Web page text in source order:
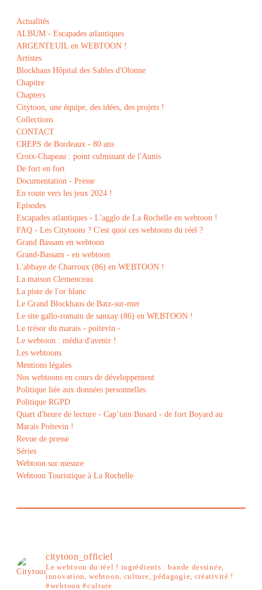
Actualités
ALBUM - Escapades atlantiques
ARGENTEUIL en WEBTOON !
Artistes
Blockhaus Hôpital des Sables d'Olonne
Chapitre
Chapters
Citytoon, une équipe, des idées, des projets !
Collections
CONTACT
CREPS de Bordeaux - 80 ans
Croix-Chapeau : point culminant de l'Aunis
De fort en fort
Documentation - Presse
En route vers les jeux 2024 !
Episodes
Escapades atlantiques - L'agglo de La Rochelle en webtoon !
FAQ - Les Citytoons ? C'est quoi ces webtoons du réel ?
Grand Bassam en webtoon
Grand-Bassam - en webtoon
L'abbaye de Charroux (86) en WEBTOON !
La maison Clemenceau
La piste de l'or blanc
Le Grand Blockhaus de Batz-sur-mer
Le site gallo-romain de sanxay (86) en WEBTOON !
Le trésor du marais - poitevin -
Le webtoon : média d'avenir !
Les webtoons
Mentions légales
Nos webtoons en cours de développement
Politique liée aux données personnelles
Politique RGPD
Quart d'heure de lecture - Cap’tain Busard - de fort Boyard au
Marais Poitevin !
Revue de presse
Séries
Webtoon sur mesure
Webtoon Touristique à La Rochelle
citytoon_officiel
Le webtoon du réel ! ingrédients : bande dessinée,
innovation, webtoon, culture, pédagogie, créativité !
#webtoon #culture